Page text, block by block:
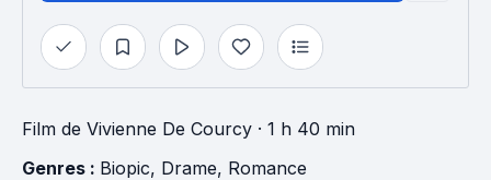
Film de Vivienne De Courcy · 1 h 40 min
Genres : Biopic, Drame, Romance